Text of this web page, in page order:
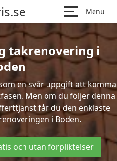
Menu
takrenovering i
en svår uppgift att komma
Men om du följer denna
får du den enklaste
i Boden.
och utan förpliktelser